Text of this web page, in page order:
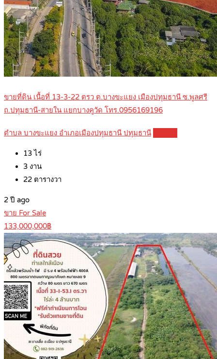
ขายที่ดิน เนื้อที่ 13-3-22 ตรว ต.บางขะแยง เมืองปทุมธานี ซ.พูลศรี
ถ.ปทุมธานี-สายใน แยกบางคูวัด โทร.0956169196
ตำบล บางขะแยง อำเภอเมืองปทุมธานี ปทุมธานี
13 ไร่
3 งาน
22 ตารางวา
2 ปี ago
ขาย For Sale
133,000,000฿